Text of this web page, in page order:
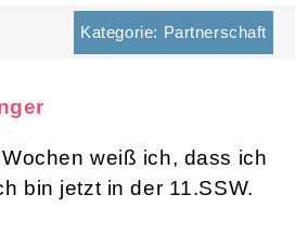
Kategorie: Partnerschaft
weiß ich, dass ich
bin jetzt in der 11.SSW.